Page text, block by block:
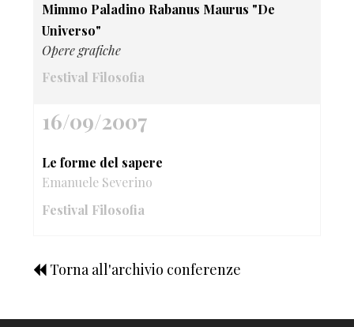
Mimmo Paladino Rabanus Maurus "De
Universo"
Opere grafiche
Festival Filosofia
16/09/2007
Le forme del sapere
Emanuele Severino
Festival Filosofia
Torna all'archivio conferenze